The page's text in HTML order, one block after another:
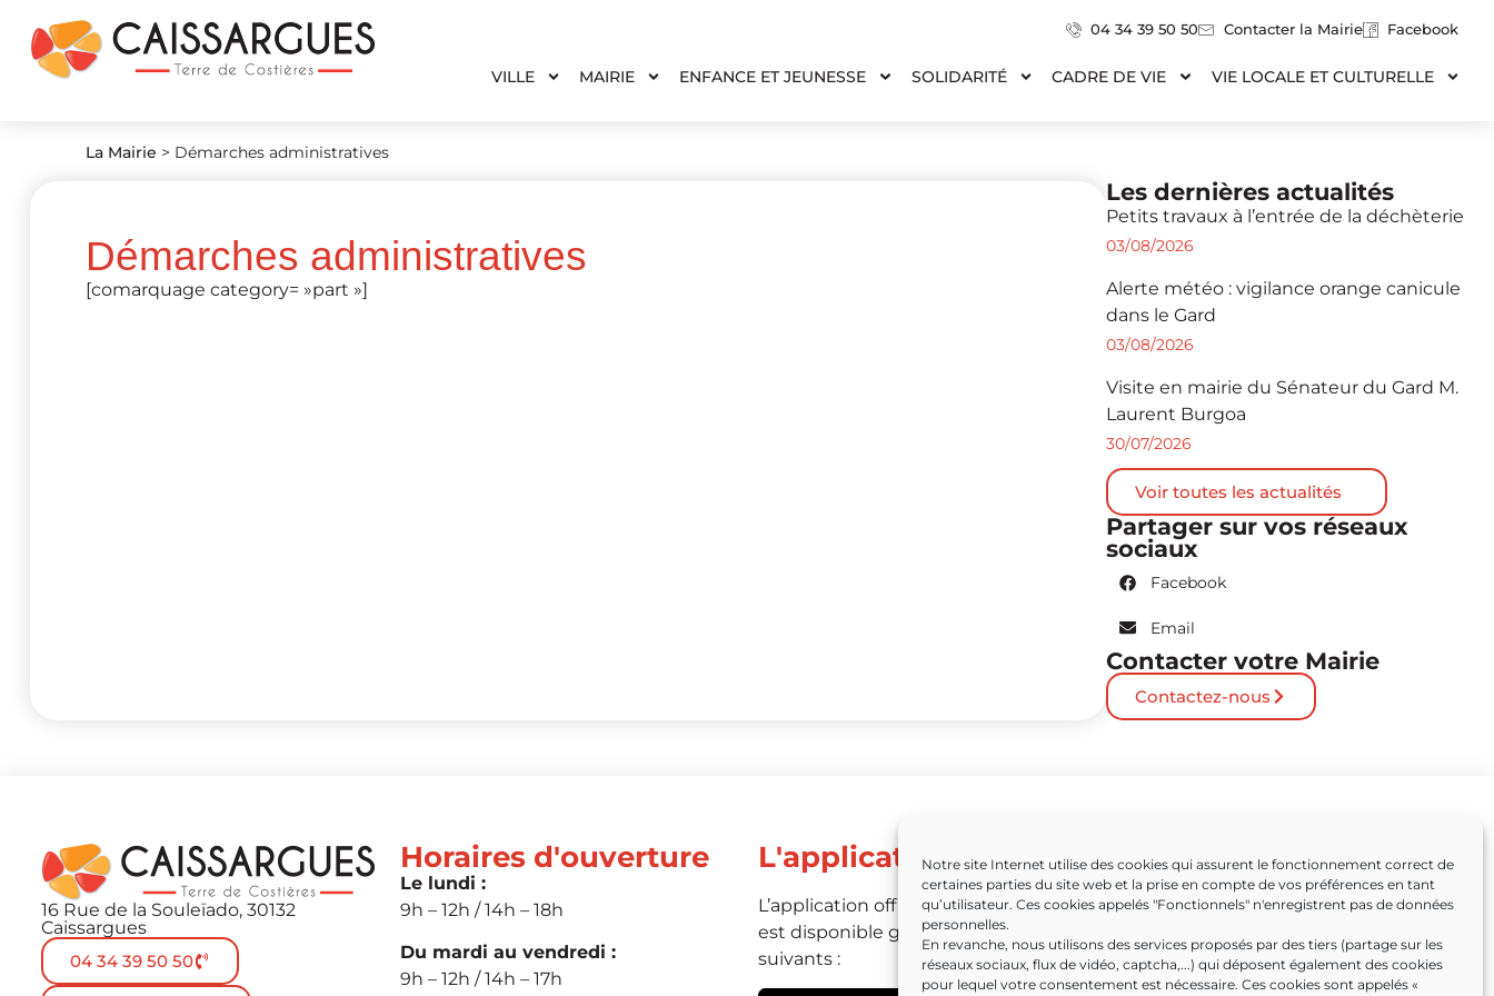
Notre site Internet utilise des cookies qui assurent le fonctionnement correct de
certaines parties du site web et la prise en compte de vos préférences en tant
qu’utilisateur. Ces cookies appelés "Fonctionnels" n'enregistrent pas de données
personnelles.
En revanche, nous utilisons des services proposés par des tiers (partage sur les
réseaux sociaux, flux de vidéo, captcha,...) qui déposent également des cookies
pour lequel votre consentement est nécessaire. Ces cookies sont appelés «
04 34 39 50 50 Contacter la Mairie Facebook
VILLE MAIRIE ENFANCE ET JEUNESSE SOLIDARITÉ CADRE DE VIE VIE LOCALE ET CULTURELLE
La Mairie > Démarches administratives
Démarches administratives
[comarquage category= »part »]
Les dernières actualités
Petits travaux à l’entrée de la déchèterie
03/08/2026
Alerte météo : vigilance orange canicule
dans le Gard
03/08/2026
Visite en mairie du Sénateur du Gard M.
Laurent Burgoa
30/07/2026
Voir toutes les actualités
Partager sur vos réseaux
sociaux
Facebook
Email
Contacter votre Mairie
Contactez-nous
16 Rue de la Souleïado, 30132
Caissargues
04 34 39 50 50
Horaires d'ouverture
Le lundi :
9h – 12h / 14h – 18h
Du mardi au vendredi :
9h – 12h / 14h – 17h
L'application
L’application officielle de Caissargues
est disponible grâce aux liens
suivants :
Partenaires